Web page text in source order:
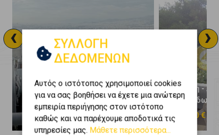
Κυψέλη - Άνω Κυψέλη -
Ευελπίδων
400.000 €
Κυψέλη -
Ευελπίδων
230.000 €
‹ ›
ΣΥΛΛΟΓΗ
ΔΕΔΟΜΕΝΩΝ
Αυτός ο ιστότοπος χρησιμοποιεί cookies
για να σας βοηθήσει να έχετε μια ανώτερη
εμπειρία περιήγησης στον ιστότοπο
καθώς και να παρέχουμε αποδοτικά τις
υπηρεσίες μας. Μάθετε περισσότερα...